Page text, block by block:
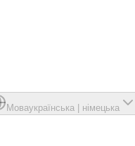
Моваукраїнська німецька